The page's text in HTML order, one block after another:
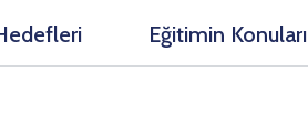
Eğitimin Konuları